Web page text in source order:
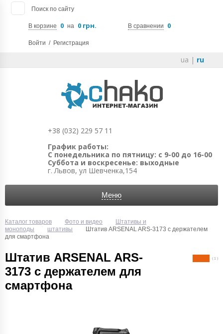
Поиск по сайту
В корзине 0 на 0 грн. В сравнении 0
Войти / Регистрация
ua | ru
+38 (032) 229 57 11
График работы:
С понедельника по пятницу: с 9-00 до 16-00
Суббота и воскресенье: выходные
г. Львов, ул Шевченка,154
Меню
Каталог товаров Фото и видео
Штативы и
моноподы
штативы
Штатив ARSENAL ARS-3173 с держателем
для смартфона
Штатив ARSENAL ARS-
3173 с держателем для
смартфона
( 1 )